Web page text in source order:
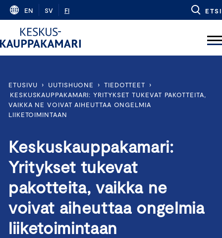
Skip
content
EN SV FI ETSI
ETUSIVU › UUTISHUONE › TIEDOTTEET
›
KESKUSKAUPPAKAMARI: YRITYKSET TUKEVAT PAKOTTEITA,
VAIKKA NE VOIVAT AIHEUTTAA ONGELMIA
LIIKETOIMINTAAN
Keskuskauppakamari:
Yritykset tukevat
pakotteita, vaikka ne
voivat aiheuttaa ongelmia
liiketoimintaan